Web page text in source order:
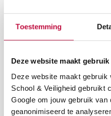
Toestemming
Deze website maakt
Deze website maakt gebruik
School & Veiligheid gebruikt
Google om jouw gebruik van
geanonimiseerd te
diversiteit
alleen-te-downloaden
€0,00
Meer informatie